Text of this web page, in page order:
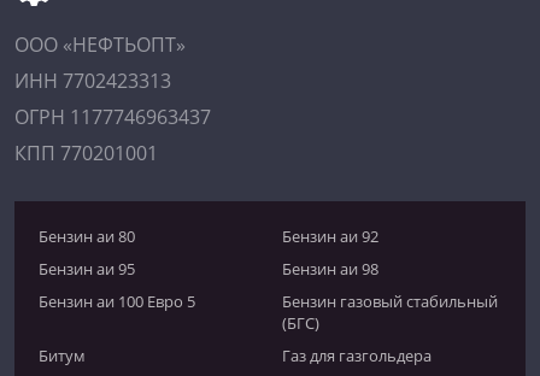
ООО «НЕФТЬОПТ»
ИНН 7702423313
ОГРН 1177746963437
КПП 770201001
Бензин аи 80
Бензин аи 92
Бензин аи 95
Бензин аи 98
Бензин аи 100 Евро 5
Бензин газовый стабильный
(БГС)
Битум
Газ для газгольдера